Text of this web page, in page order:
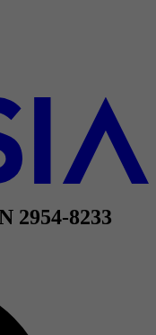
2954-8233